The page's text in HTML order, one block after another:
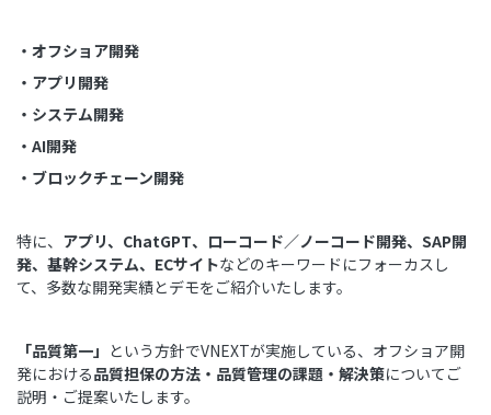
・オフショア開発
・アプリ開発
・システム開発
・ AI開発
・ブロックチェーン開発
特に、 アプリ、ChatGPT、ローコード／ノーコード開発、 SAP開
発、基幹システム、 ECサイトなどのキーワードにフォーカスし
て、多数な開発実績とデモをご紹介いたします。
「品質第一」 という方針でVNEXTが実施している、オフショア開
発における品質担保の方法・品質管理の課題・解決策についてご
説明・ご提案いたします。